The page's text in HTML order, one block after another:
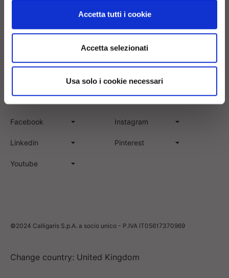
Accetta tutti i cookie
Accetta selezionati
Usa solo i cookie necessari
Contacts Login
Follow
Facebook Instagram
Linkedin Pinterest
Youtube
©2024 Calligaris S.p.A. a socio unico - P.IVA IT05617370969
Change country: United Kingdom